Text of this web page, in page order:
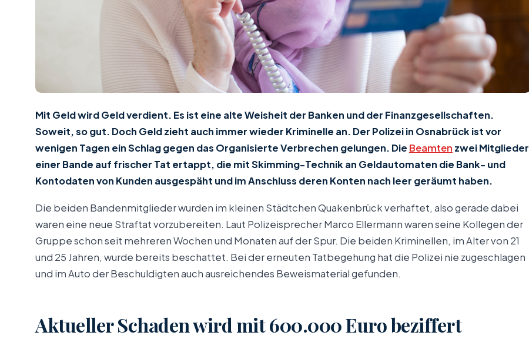
Mit Geld wird Geld verdient. Es ist eine alte Weisheit der Banken und der Finanzgesellschaften.
Soweit, so gut. Doch Geld zieht auch immer wieder Kriminelle an. Der Polizei in Osnabrück ist vor
wenigen Tagen ein Schlag gegen das Organisierte Verbrechen gelungen. Die Beamten zwei Mitglieder
einer Bande auf frischer Tat ertappt, die mit Skimming-Technik an Geldautomaten die Bank- und
Kontodaten von Kunden ausgespäht und im Anschluss deren Konten nach leer geräumt haben.
Die beiden Bandenmitglieder wurden im kleinen Städtchen Quakenbrück verhaftet, also gerade dabei
waren eine neue Straftat vorzubereiten. Laut Polizeisprecher Marco Ellermann waren seine Kollegen der
Gruppe schon seit mehreren Wochen und Monaten auf der Spur. Die beiden Kriminellen, im Alter von 21
und 25 Jahren, wurde bereits beschattet. Bei der erneuten Tatbegehung hat die Polizei nie zugeschlagen
und im Auto der Beschuldigten auch ausreichendes Beweismaterial gefunden.
Aktueller Schaden wird mit 600.000 Euro beziffert